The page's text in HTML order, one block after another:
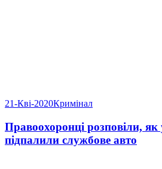
21-Кві-2020Кримінал
Правоохоронці розповіли,
підпалили службове авто